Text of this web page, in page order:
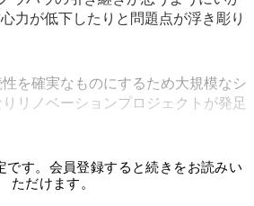
力が低下したりと問題点が浮き彫り
を確実なものにするため大規模なシ
リノベーションプロジェクトが発足
です。会員登録すると続きをお読みい
ただけます。